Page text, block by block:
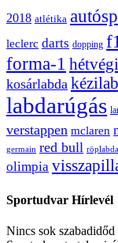
2018 atlétika
leclerc darts dopping
forma-1
kosárlabda
labdarúgás
verstappen mclaren
germain red bull röplabda
olimpia
Sportudvar Hírlevél
Nincs sok szabadidőd